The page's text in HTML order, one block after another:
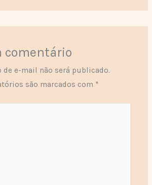
comentário
de e-mail não será publicado.
são marcados com *